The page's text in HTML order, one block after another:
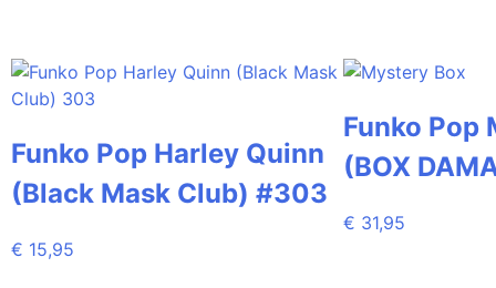
Funko Pop Harley Quinn
(Black Mask Club) #303
€ 15,95
Funko Pop
(BOX
€ 31,95